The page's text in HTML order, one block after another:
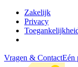
Zakelijk
Privacy
Vragen & ContactEén